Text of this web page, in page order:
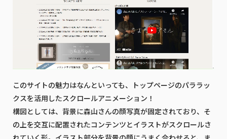
このサイトの魅力はなんといっても、トップページのパララッ
クスを活用したスクロールアニメーション！
構図としては、背景に森山さんの顔写真が固定されており、そ
の上を交互に配置されたコンテンツとイラストがスクロールさ